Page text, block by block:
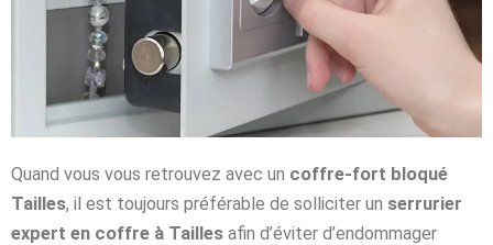
Quand vous vous retrouvez avec un coffre-fort bloqué
Tailles, il est toujours préférable de solliciter un serrurier
expert en coffre à Tailles afin d’éviter d’endommager